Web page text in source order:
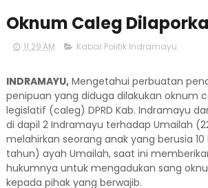
Oknum Caleg
11:29 AM Kabar Politik Indramayu
INDRAMAYU,Mengetahui perbuatan
penipuan yang diduga dilakukan oknum
legislatif (caleg) DPRD Kab. Indramayu
di dapil 2 Indramayu terhadap Umailah
melahirkan seorang anak yang berusia 10
tahun) ayah Umailah, saat ini
hukumnya untuk mengadukan sang
kepada pihak yang berwajib.